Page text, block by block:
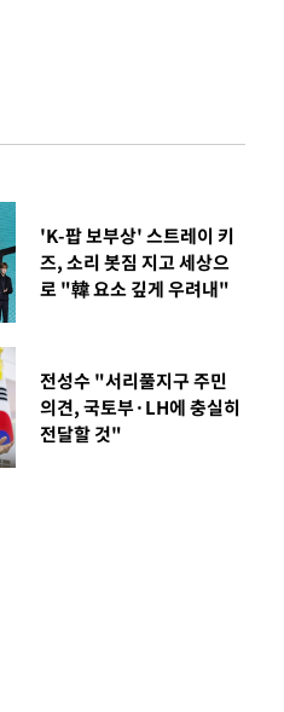
'K-팝 보부상' 스트레이 키
즈, 소리 봇짐 지고 세상으
로 "韓 요소 깊게 우려내"
전성수 "서리풀지구 주민
의견, 국토부·LH에 충실히
전달할 것"